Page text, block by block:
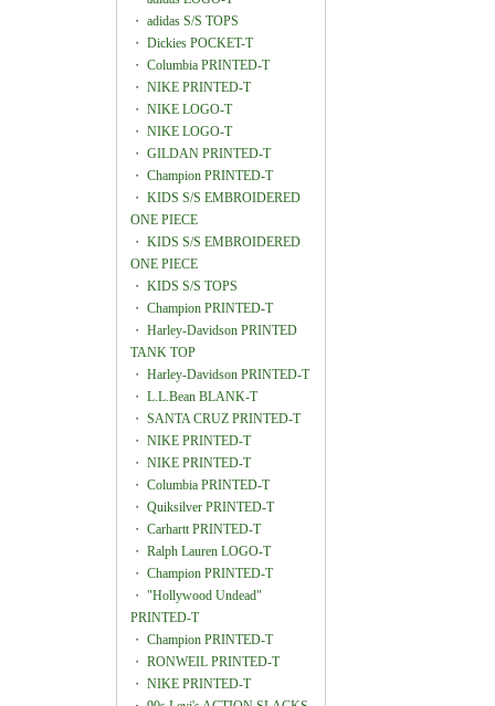
・ adidas S/S TOPS
・ Dickies POCKET-T
・ Columbia PRINTED-T
・ NIKE PRINTED-T
・ NIKE LOGO-T
・ NIKE LOGO-T
・ GILDAN PRINTED-T
・ Champion PRINTED-T
・ KIDS S/S EMBROIDERED
ONE PIECE
・ KIDS S/S EMBROIDERED
ONE PIECE
・ KIDS S/S TOPS
・ Champion PRINTED-T
・ Harley-Davidson PRINTED
TANK TOP
・ Harley-Davidson PRINTED-T
・ L.L.Bean BLANK-T
・ SANTA CRUZ PRINTED-T
・ NIKE PRINTED-T
・ NIKE PRINTED-T
・ Columbia PRINTED-T
・ Quiksilver PRINTED-T
・ Carhartt PRINTED-T
・ Ralph Lauren LOGO-T
・ Champion PRINTED-T
・ "Hollywood Undead"
PRINTED-T
・ Champion PRINTED-T
・ RONWEIL PRINTED-T
・ NIKE PRINTED-T